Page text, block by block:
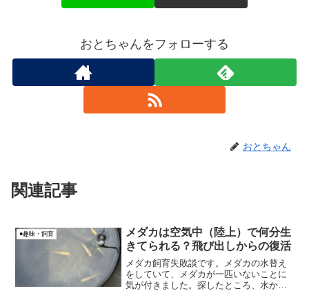
おとちゃんをフォローする
おとちゃん
関連記事
●趣味・飼育
メダカは空気中（陸上）で何分生
きてられる？飛び出しからの復活
メダカ飼育失敗談です。メダカの水替え
をしていて、メダカが一匹いないことに
気が付きました。探したところ、水から